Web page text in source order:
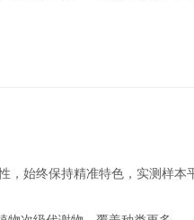
，始终保持精准特色，实测样本